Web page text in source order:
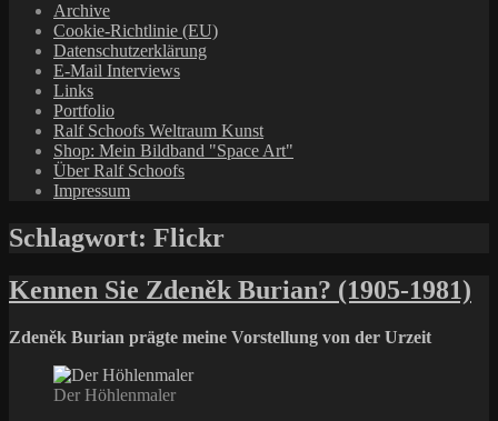
Archive
Cookie-Richtlinie (EU)
Datenschutzerklärung
E-Mail Interviews
Links
Portfolio
Ralf Schoofs Weltraum Kunst
Shop: Mein Bildband "Space Art"
Über Ralf Schoofs
Impressum
Schlagwort: Flickr
Kennen Sie Zdeněk Burian? (1905-1981)
Zdeněk Burian prägte meine Vorstellung von der Urzeit
Der Höhlenmaler